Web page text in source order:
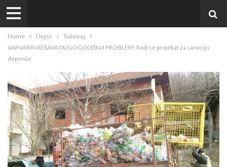
Home Округ
Ћићевац
VARVARIN REŠAVA DUGOGODIŠNJI PROBLEM: Radi se projekat za sanaciju
deponije